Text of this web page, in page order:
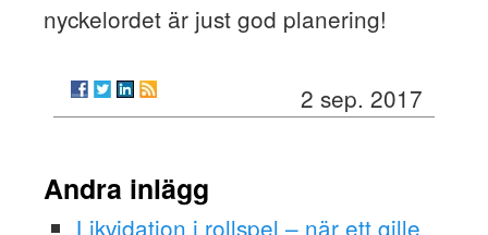
nyckelordet är just god planering!
2 sep. 2017
Andra inlägg
Likvidation i rollspel – när ett gille